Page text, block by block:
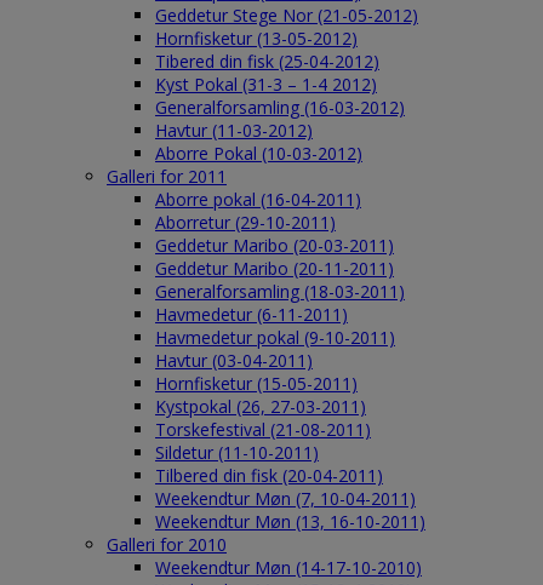
Geddetur Stege Nor (21-05-2012)
Hornfisketur (13-05-2012)
Tibered din fisk (25-04-2012)
Kyst Pokal (31-3 – 1-4 2012)
Generalforsamling (16-03-2012)
Havtur (11-03-2012)
Aborre Pokal (10-03-2012)
Galleri for 2011
Aborre pokal (16-04-2011)
Aborretur (29-10-2011)
Geddetur Maribo (20-03-2011)
Geddetur Maribo (20-11-2011)
Generalforsamling (18-03-2011)
Havmedetur (6-11-2011)
Havmedetur pokal (9-10-2011)
Havtur (03-04-2011)
Hornfisketur (15-05-2011)
Kystpokal (26, 27-03-2011)
Torskefestival (21-08-2011)
Sildetur (11-10-2011)
Tilbered din fisk (20-04-2011)
Weekendtur Møn (7, 10-04-2011)
Weekendtur Møn (13, 16-10-2011)
Galleri for 2010
Weekendtur Møn (14-17-10-2010)